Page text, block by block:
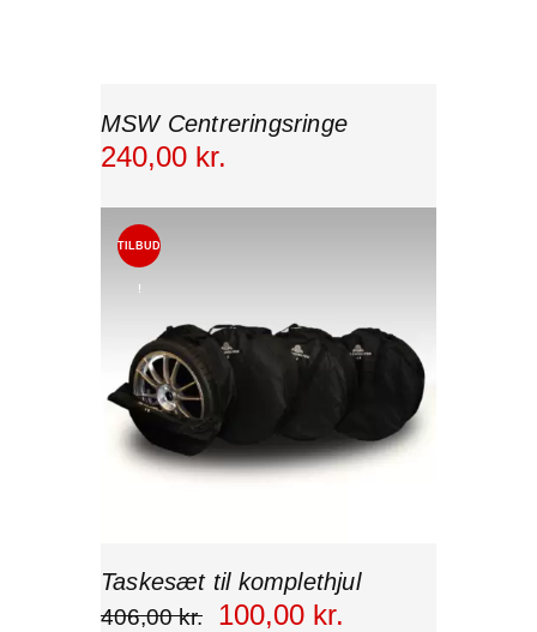
MSW Centreringsringe
240,00 kr.
TILBUD
!
Taskesæt til komplethjul
406,00 kr. 100,00 kr.